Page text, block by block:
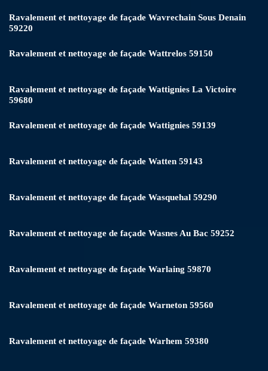
Ravalement et nettoyage de façade Wavrechain Sous Denain
59220
Ravalement et nettoyage de façade Wattrelos 59150
Ravalement et nettoyage de façade Wattignies La Victoire
59680
Ravalement et nettoyage de façade Wattignies 59139
Ravalement et nettoyage de façade Watten 59143
Ravalement et nettoyage de façade Wasquehal 59290
Ravalement et nettoyage de façade Wasnes Au Bac 59252
Ravalement et nettoyage de façade Warlaing 59870
Ravalement et nettoyage de façade Warneton 59560
Ravalement et nettoyage de façade Warhem 59380